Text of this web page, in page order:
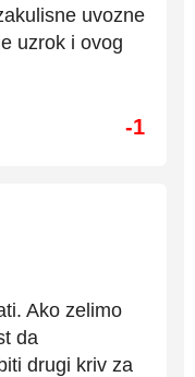
uvozne
uzrok i ovog
-1
Ako zelimo
da
drugi kriv za